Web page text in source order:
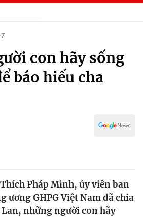
con hãy sống
báo hiếu cha
Pháp Minh, ủy viên ban
ương GHPG Việt Nam đã chia
những người con hãy